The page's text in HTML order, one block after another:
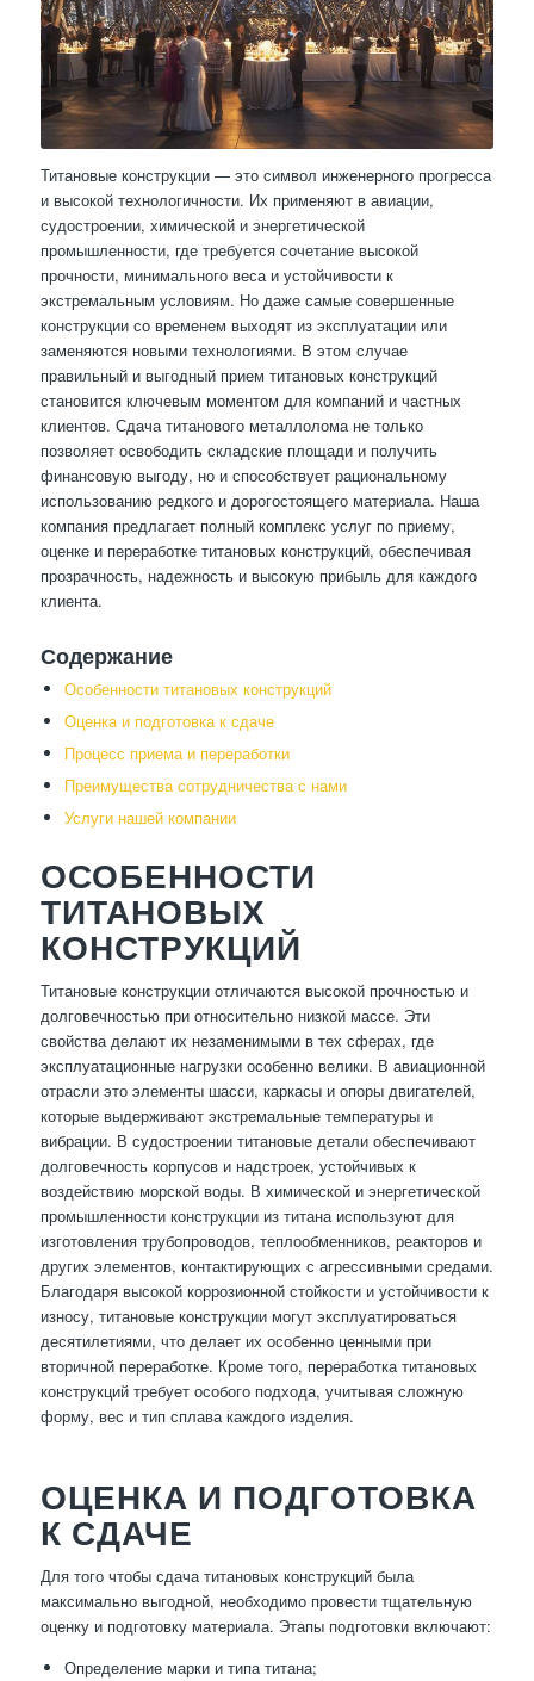
Титановые конструкции — это символ инженерного прогресса
и высокой технологичности. Их применяют в авиации,
судостроении, химической и энергетической
промышленности, где требуется сочетание высокой
прочности, минимального веса и устойчивости к
экстремальным условиям. Но даже самые совершенные
конструкции со временем выходят из эксплуатации или
заменяются новыми технологиями. В этом случае
правильный и выгодный прием титановых конструкций
становится ключевым моментом для компаний и частных
клиентов. Сдача титанового металлолома не только
позволяет освободить складские площади и получить
финансовую выгоду, но и способствует рациональному
использованию редкого и дорогостоящего материала. Наша
компания предлагает полный комплекс услуг по приему,
оценке и переработке титановых конструкций, обеспечивая
прозрачность, надежность и высокую прибыль для каждого
клиента.
Содержание
Особенности титановых конструкций
Оценка и подготовка к сдаче
Процесс приема и переработки
Преимущества сотрудничества с нами
Услуги нашей компании
ОСОБЕННОСТИ
ТИТАНОВЫХ
КОНСТРУКЦИЙ
Титановые конструкции отличаются высокой прочностью и
долговечностью при относительно низкой массе. Эти
свойства делают их незаменимыми в тех сферах, где
эксплуатационные нагрузки особенно велики. В авиационной
отрасли это элементы шасси, каркасы и опоры двигателей,
которые выдерживают экстремальные температуры и
вибрации. В судостроении титановые детали обеспечивают
долговечность корпусов и надстроек, устойчивых к
воздействию морской воды. В химической и энергетической
промышленности конструкции из титана используют для
изготовления трубопроводов, теплообменников, реакторов и
других элементов, контактирующих с агрессивными средами.
Благодаря высокой коррозионной стойкости и устойчивости к
износу, титановые конструкции могут эксплуатироваться
десятилетиями, что делает их особенно ценными при
вторичной переработке. Кроме того, переработка титановых
конструкций требует особого подхода, учитывая сложную
форму, вес и тип сплава каждого изделия.
ОЦЕНКА И ПОДГОТОВКА
К СДАЧЕ
Для того чтобы сдача титановых конструкций была
максимально выгодной, необходимо провести тщательную
оценку и подготовку материала. Этапы подготовки включают:
Определение марки и типа титана;